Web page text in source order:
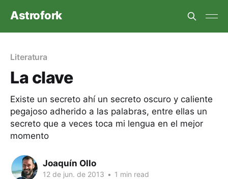
Astrofork
Literatura
La clave
Existe un secreto ahí un secreto oscuro y caliente
pegajoso adherido a las palabras, entre ellas un
secreto que a veces toca mi lengua en el mejor
momento
Joaquín Ollo
12 de jun. de 2013 • 1 min read